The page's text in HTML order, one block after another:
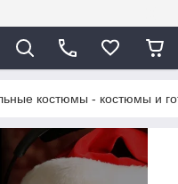
костюмы - костюмы и